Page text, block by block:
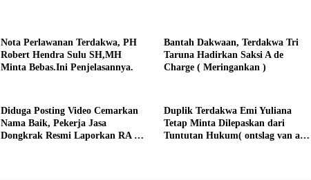
Nota Perlawanan Terdakwa, PH
Robert Hendra Sulu SH,MH
Minta Bebas.Ini Penjelasannya.
Bantah Dakwaan, Terdakwa Tri
Taruna Hadirkan Saksi A de
Charge ( Meringankan )
Diduga Posting Video Cemarkan
Nama Baik, Pekerja Jasa
Dongkrak Resmi Laporkan RA ke
Duplik Terdakwa Emi Yuliana
Tetap Minta Dilepaskan dari
Tuntutan Hukum( ontslag van alle